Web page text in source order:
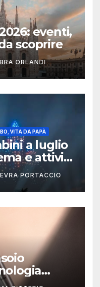
eventi,
scoprire
ORLANDI
VITA DA PAPÀ
a luglio
e attività
PORTACCIO